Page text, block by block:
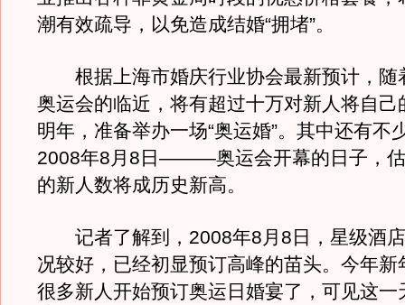
潮有效疏导，以免造成结婚“拥堵”。
根据上海市婚庆行业协会最新预计，随
奥运会的临近，将有超过十万对新人将自己
明年，准备举办一场“奥运婚”。其中还有不
2008年8月8日———奥运会开幕的日子，
的新人数将成历史新高。
记者了解到，2008年8月8日，星级酒
况较好，已经初显预订高峰的苗头。今年新
很多新人开始预订奥运日婚宴了，可见这一